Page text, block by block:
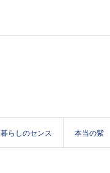
暮らしのセンス 本当の紫